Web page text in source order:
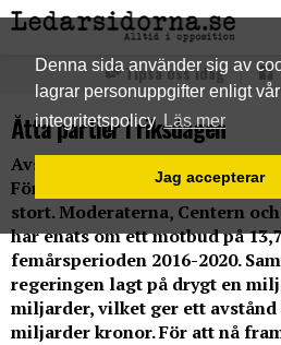
Denna sida använder sig av
lagrar personuppgifter enligt vår
integritetspolicy Läs mer
Jag accepterar
Tipsa oss idag
Åtta partier i riksdagen
Avståndet mellan parterna i
Försvarsöverenskommelsen
stort. Moderaterna, Centern
har enats om ett motbud på
femårsperioden 2016-2020.
regeringen lagt på drygt en
miljarder, vilket ger ett avstånd
miljarder kronor. För att nå